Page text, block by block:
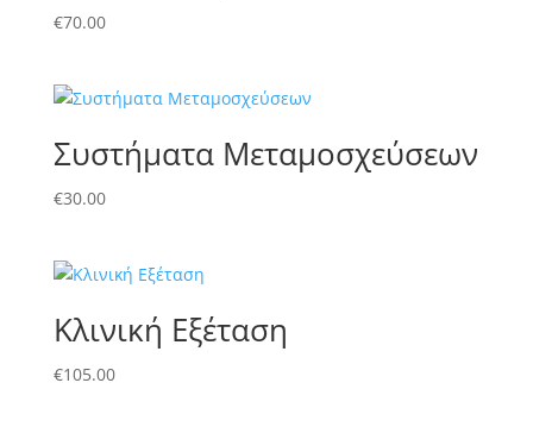
€70.00
Συστήματα Μεταμοσχεύσεων
€30.00
Κλινική Εξέταση
€105.00